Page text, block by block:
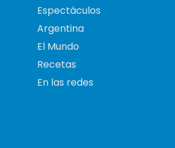
Espectáculos
Argentina
El Mundo
Recetas
En las redes